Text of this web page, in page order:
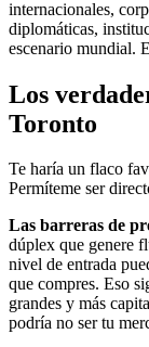
internacionales,
diplomáticas,
escenario mundial.
Los
Toronto
Te haría un flaco
Permíteme ser
Las barreras de
dúplex que genere
nivel de entrada
que compres. Eso
grandes y más
podría no ser tu